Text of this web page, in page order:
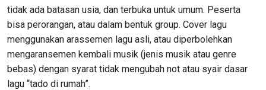
tidak ada batasan usia, dan terbuka untuk umum. Peserta
bisa perorangan, atau dalam bentuk group. Cover lagu
menggunakan arassemen lagu asli, atau diperbolehkan
mengaransemen kembali musik (jenis musik atau genre
bebas) dengan syarat tidak mengubah not atau syair dasar
lagu “tado di rumah”.